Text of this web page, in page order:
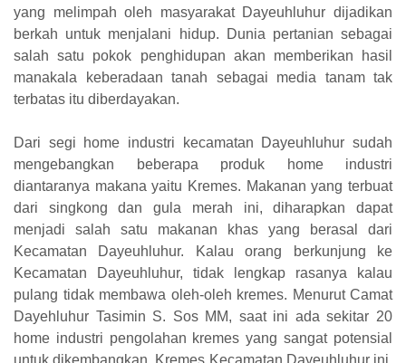
yang melimpah oleh masyarakat Dayeuhluhur dijadikan
berkah untuk menjalani hidup. Dunia pertanian sebagai
salah satu pokok penghidupan akan memberikan hasil
manakala keberadaan tanah sebagai media tanam tak
terbatas itu diberdayakan.
Dari segi home industri kecamatan Dayeuhluhur sudah
mengebangkan beberapa produk home industri
diantaranya makana yaitu Kremes. Makanan yang terbuat
dari singkong dan gula merah ini, diharapkan dapat
menjadi salah satu makanan khas yang berasal dari
Kecamatan Dayeuhluhur. Kalau orang berkunjung ke
Kecamatan Dayeuhluhur, tidak lengkap rasanya kalau
pulang tidak membawa oleh-oleh kremes. Menurut Camat
Dayehluhur Tasimin S. Sos MM, saat ini ada sekitar 20
home industri pengolahan kremes yang sangat potensial